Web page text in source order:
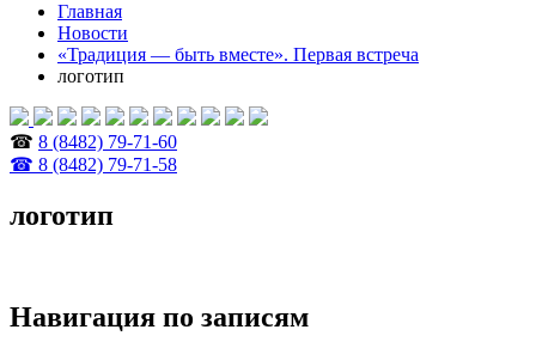
Главная
Новости
«Традиция — быть вместе». Первая встреча
логотип
☎ 8 (8482) 79-71-60
☎ 8 (8482) 79-71-58
логотип
Навигация по записям